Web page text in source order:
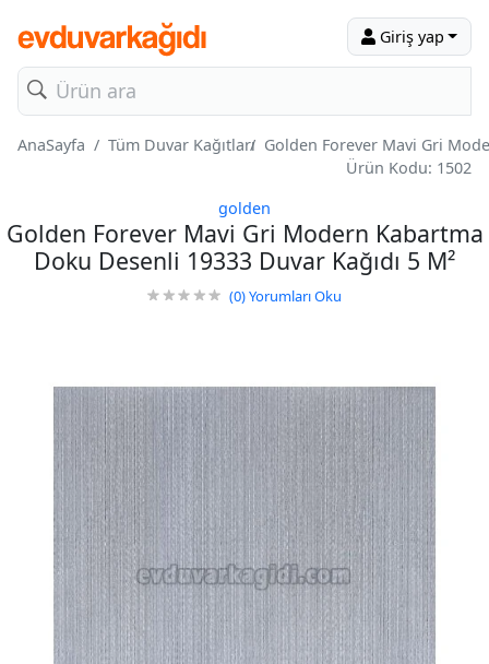
Giriş yap
AnaSayfa Tüm Duvar Kağıtları Golden Forever Mavi Gri
Ürün Kodu: 1502
golden
Golden Forever Mavi Gri Modern Kabartma
Doku Desenli 19333 Duvar Kağıdı 5 M²
(0)Yorumları Oku